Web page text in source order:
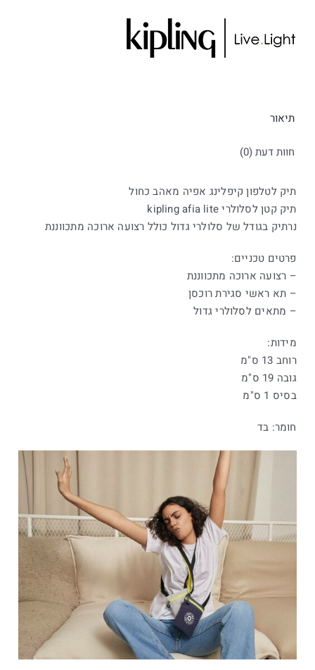
תיאור
חוות דעת (0)
תיק לטלפון קיפלינג אפיה מאהב כחול
תיק קטן לסלולרי kipling afia lite
נרתיק בגודל של סלולרי גדול כולל רצועה ארוכה מתכווננת
פרטים טכניים:
– רצועה ארוכה מתכווננת
– תא ראשי סגירת רוכסן
– מתאים לסלולרי גדול
מידות:
רוחב 13 ס"מ
גובה 19 ס"מ
בסיס 1 ס"מ
חומר: בד